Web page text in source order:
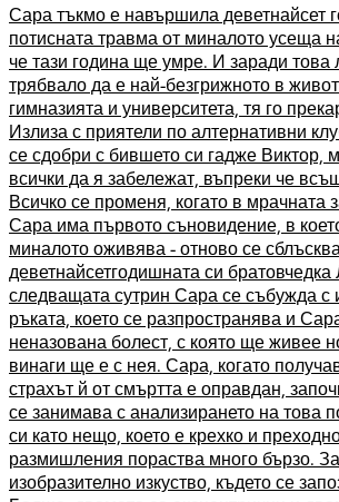
Сара тъкмо е навършила деветнайсет
потисната травма от миналото усеща
че тази година ще умре. И заради това
трябвало да е най-безгрижното в
гимназията и университета, тя го
Излиза с приятели по алтернативни
се сдобри с бившето си гадже Виктор,
всички да я забележат, въпреки че
Всичко се променя, когато в мрачната
Сара има първото съновидение, в
миналото оживява - отново се
деветнайсетгодишната си
следващата сутрин Сара се събужда с
ръката, което се разпространява и
неназована болест, с която ще живее
винаги ще е с нея. Сара, когато
страхът й от смъртта е оправдан,
се занимава с анализирането на това
си като нещо, което е крехко и
размишления пораства много бързо.
изобразително изкуство, където се